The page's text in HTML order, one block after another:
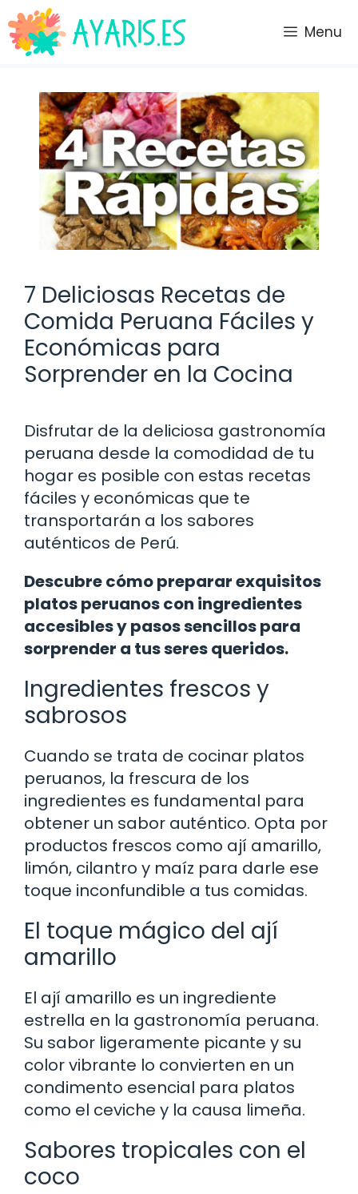
Saltar
al
contenido
Menu
7 Deliciosas Recetas de
Comida Peruana Fáciles y
Económicas para
Sorprender en la Cocina
Disfrutar de la deliciosa gastronomía
peruana desde la comodidad de tu
hogar es posible con estas recetas
fáciles y económicas que te
transportarán a los sabores
auténticos de Perú.
Descubre cómo preparar exquisitos
platos peruanos con ingredientes
accesibles y pasos sencillos para
sorprender a tus seres queridos.
Ingredientes frescos y
sabrosos
Cuando se trata de cocinar platos
peruanos, la frescura de los
ingredientes es fundamental para
obtener un sabor auténtico. Opta por
productos frescos como ají amarillo,
limón, cilantro y maíz para darle ese
toque inconfundible a tus comidas.
El toque mágico del ají
amarillo
El ají amarillo es un ingrediente
estrella en la gastronomía peruana.
Su sabor ligeramente picante y su
color vibrante lo convierten en un
condimento esencial para platos
como el ceviche y la causa limeña.
Sabores tropicales con el
coco